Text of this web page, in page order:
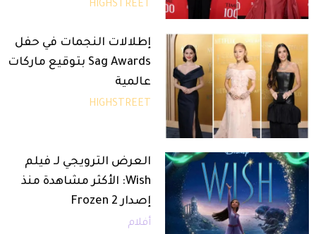
HIGHSTREET
إطلالات النجمات في حفل
Sag Awards بتوقيع ماركات
عالمية
HIGHSTREET
العرض الترويجي لـ فيلم
Wish: الأكثر مشاهدة منذ
إصدار Frozen 2
أفلام